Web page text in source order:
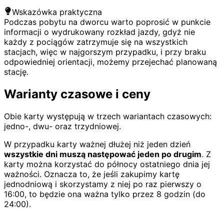
Wskazówka praktyczna
Podczas pobytu na dworcu warto poprosić w punkcie
informacji o wydrukowany rozkład jazdy, gdyż nie
każdy z pociągów zatrzymuje się na wszystkich
stacjach, więc w najgorszym przypadku, i przy braku
odpowiedniej orientacji, możemy przejechać planowaną
stację.
Warianty czasowe i ceny
Obie karty występują w trzech wariantach czasowych:
jedno-, dwu- oraz trzydniowej.
W przypadku karty ważnej dłużej niż jeden dzień
wszystkie dni muszą następować jeden po drugim. Z
karty można korzystać do północy ostatniego dnia jej
ważności. Oznacza to, że jeśli zakupimy kartę
jednodniową i skorzystamy z niej po raz pierwszy o
16:00, to będzie ona ważna tylko przez 8 godzin (do
24:00).